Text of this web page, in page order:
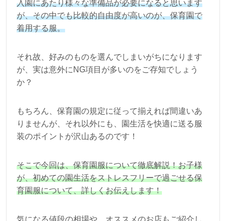
入園にあたり様々な準備品が必要になると思います
が、その中でも比較的自由度が高いのが、保育園で
着用する服。
それ故、好みのものを選んでしまいがちになります
が、実は意外にNG項目が多いのをご存知でしょう
か？
もちろん、保育園の規定に従って揃えれば間違いあ
りませんが、それ以外にも、園生活を快適に送る服
装のポイントが沢山あるのです！
そこで今回は、保育園服について徹底解説！お子様
が、初めての園生活をストレスフリーで過ごせる保
育園服について、詳しくお伝えします！
気になる値段の相場や、オススメのお店もご紹介し